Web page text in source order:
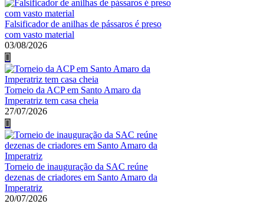
Falsificador de anilhas de pássaros é preso
com vasto material
03/08/2026
Torneio da ACP em Santo Amaro da
Imperatriz tem casa cheia
27/07/2026
Torneio de inauguração da SAC reúne
dezenas de criadores em Santo Amaro da
Imperatriz
20/07/2026